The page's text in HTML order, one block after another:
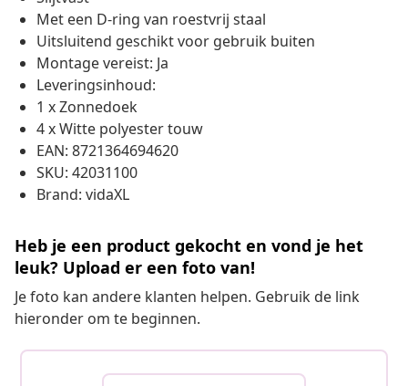
Met een D-ring van roestvrij staal
Uitsluitend geschikt voor gebruik buiten
Montage vereist: Ja
Leveringsinhoud:
1 x Zonnedoek
4 x Witte polyester touw
EAN: 8721364694620
SKU: 42031100
Brand: vidaXL
Heb je een product gekocht en vond je het
leuk? Upload er een foto van!
Je foto kan andere klanten helpen. Gebruik de link
hieronder om te beginnen.